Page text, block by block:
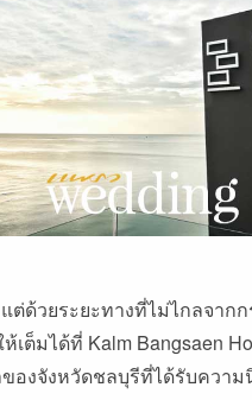
ต่ด้วยระยะทางที่ไม่ไกลจา
เต็มได้ที่ Kalm Bangsaen
องจังหวัดชลบุรีที่ได้รับควา